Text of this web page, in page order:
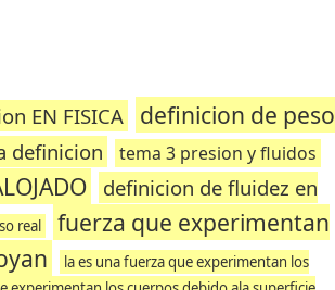
EN FISICA
definicion de peso
definicion tema 3 presion y fluidos
definicion de fluidez en
real
fuerza que experimentan
la es una fuerza que experimentan los